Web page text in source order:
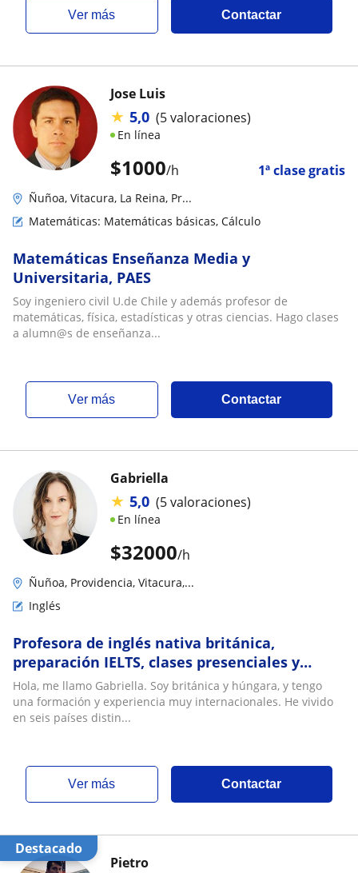
ver más Contactar
$1000/h 1ª clase gratis
Jose Luis
★ 5,0 (5 valoraciones)
En línea
Ñuñoa, Vitacura, La Reina, Pr...
Matemáticas: Matemáticas básicas, Cálculo
Matemáticas Enseñanza Media y
Universitaria, PAES
Soy ingeniero civil U.de Chile y además profesor de
matemáticas, física, estadísticas y otras ciencias. Hago clases
a alumn@s de enseñanza...
ver más Contactar
$32000/h
Gabriella
★ 5,0 (5 valoraciones)
En línea
Ñuñoa, Providencia, Vitacura,...
Inglés
Profesora de inglés nativa británica,
preparación IELTS, clases presenciales y
online, 20 años de experiencia docente
Hola, me llamo Gabriella. Soy británica y húngara, y tengo
una formación y experiencia muy internacionales. He vivido
en seis países distin...
ver más Contactar
Destacado
Pietro